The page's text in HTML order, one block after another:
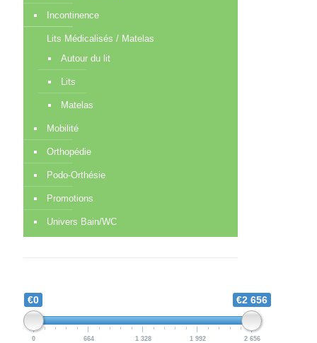
Incontinence
Lits Médicalisés / Matelas
Autour du lit
Lits
Matelas
Mobilité
Orthopédie
Podo-Orthésie
Promotions
Univers Bain/WC
€0 €2 656
0 664 1 328 1 992 2 656